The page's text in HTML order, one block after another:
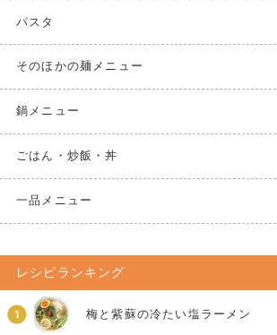
パスタ
そのほかの麺メニュー
鍋メニュー
ごはん・炒飯・丼
一品メニュー
レシピランキング
梅と紫蘇の冷たい塩ラーメン